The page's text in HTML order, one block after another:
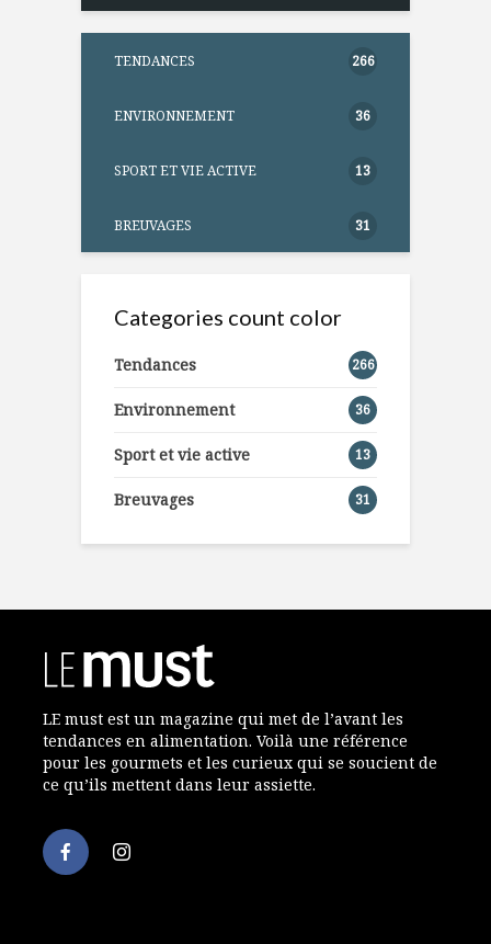
TENDANCES 266
ENVIRONNEMENT 36
SPORT ET VIE ACTIVE 13
BREUVAGES 31
Categories count color
Tendances 266
Environnement 36
Sport et vie active 13
Breuvages 31
LE must est un magazine qui met de l’avant les
tendances en alimentation. Voilà une référence
pour les gourmets et les curieux qui se soucient de
ce qu’ils mettent dans leur assiette.